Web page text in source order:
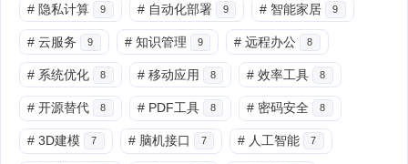
# 隐私计算 9 # 自动化部署 9 # 智能家居 9
# 云服务 9 # 知识管理 9 # 远程办公 8
# 系统优化 8 # 移动应用 8 # 效率工具 8
# 开源替代 8 # PDF工具 8 # 密码安全 8
# 3D建模 7 # 脑机接口 7 # 人工智能 7